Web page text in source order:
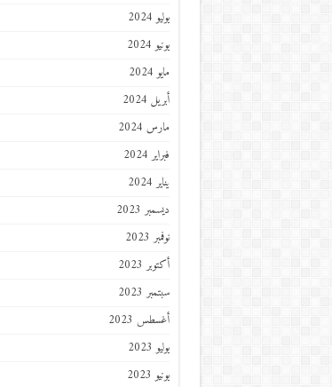
يوليو 2024
يونيو 2024
مايو 2024
أبريل 2024
مارس 2024
فبراير 2024
يناير 2024
ديسمبر 2023
نوفمبر 2023
أكتوبر 2023
سبتمبر 2023
أغسطس 2023
يوليو 2023
يونيو 2023